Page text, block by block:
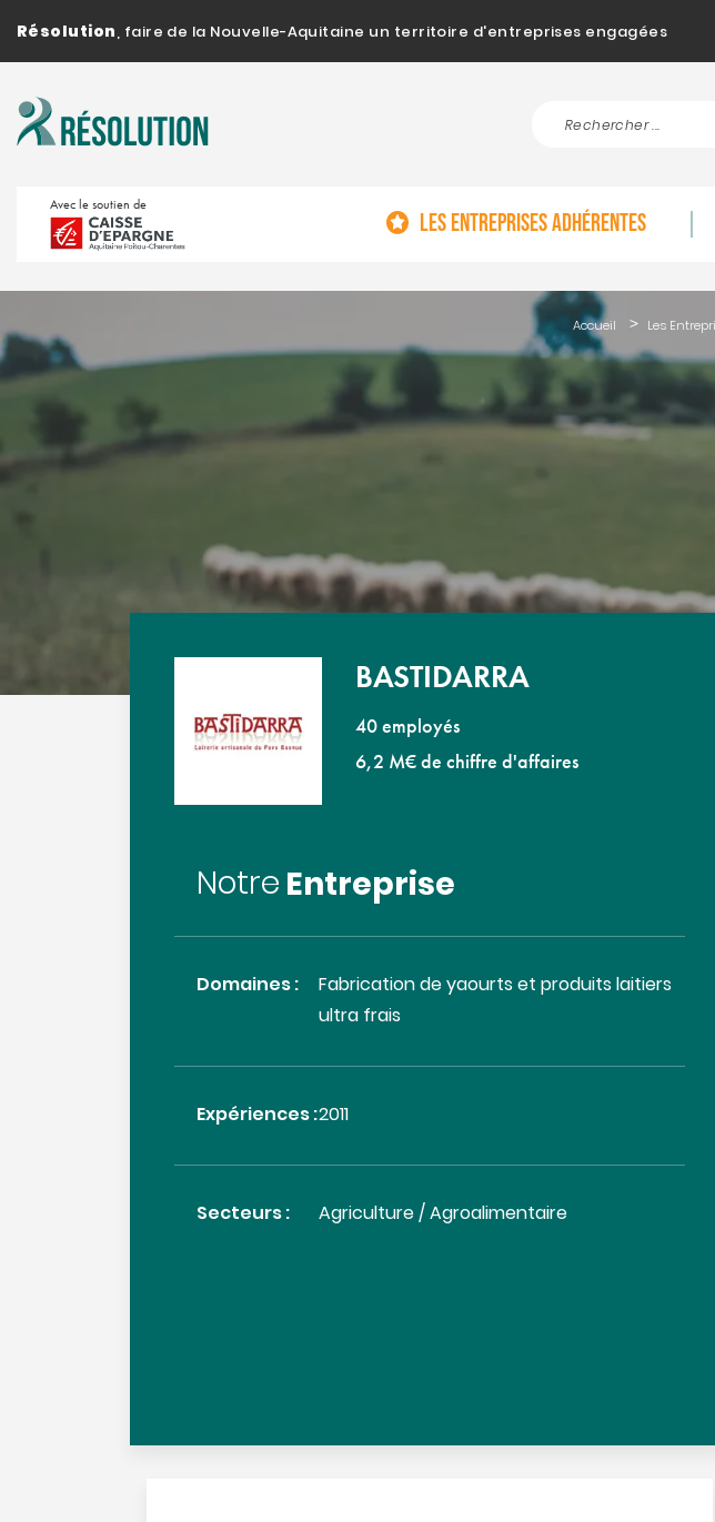
Résolution, faire de la Nouvelle-Aquitaine un territoire d'entreprises engagées
Avec le soutien de
LES ENTREPRISES ADHÉRENTES
Accueil Les
BASTIDARRA
40 employés
6,2 M€ de chiffre d'affaires
NotreEntreprise
Domaines :
Fabrication de yaourts et produits laitiers
ultra frais
Expériences :2011
Secteurs : Agriculture / Agroalimentaire